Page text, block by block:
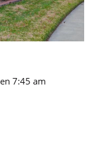
7:45 am